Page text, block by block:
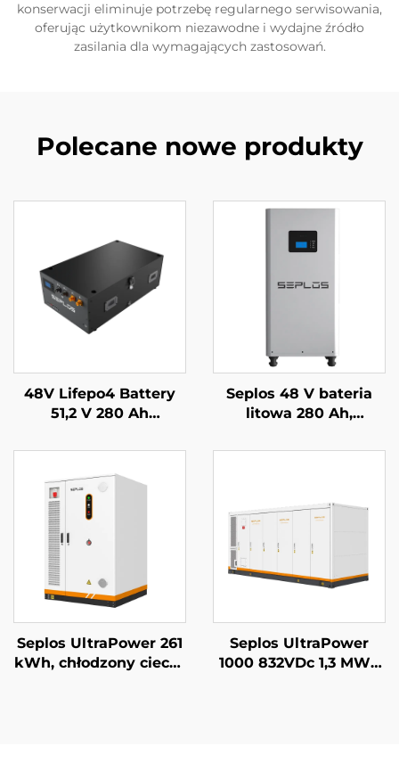
konserwacji eliminuje potrzebę regularnego serwisowania,
oferując użytkownikom niezawodne i wydajne źródło
zasilania dla wymagających zastosowań.
Polecane nowe produkty
48V Lifepo4 Battery
51,2 V 280 Ah
zasilania awaryjnego
baterią Mason 14 kWh
bateria słoneczna
Seplos
Seplos 48 V bateria
litowa 280 Ah,
magazynowania
litowo-żelazowo-
fosforanowa (LiFePO4)
Seplos UltraPower 261
kWh, chłodzony cieczą
Seplos UltraPower
1000 832VDc 1,3 MWh